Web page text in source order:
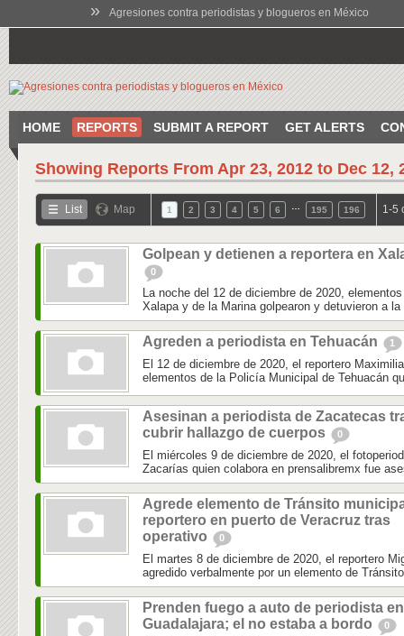
» Agresiones contra periodistas y blogueros en México
HOME REPORTS SUBMIT A REPORT GET ALERTS
Showing Reports From Apr 23, 2012 to Dec 12,
List Map 1 2 3 4 5 6 195 196 1-5
Golpean y detienen a reportera en
0
La noche del 12 de diciembre de 2020,
Xalapa y de la Marina golpearon y detuvieron a la
Agreden a periodista en Tehuacán 1
El 12 de diciembre de 2020, el reportero
elementos de la Policía Municipal de Tehuacán
Asesinan a periodista de Zacatecas
cubrir hallazgo de cuerpos
0
El miércoles 9 de diciembre de 2020, el
Zacarías quien colabora en prensalibremx fue
Agrede elemento de Tránsito
reportero en puerto de Veracruz tras
operativo
0
El martes 8 de diciembre de 2020, el reportero
agredido verbalmente por un elemento de
Prenden fuego a auto de periodista en
Guadalajara; el no estaba a bordo
0